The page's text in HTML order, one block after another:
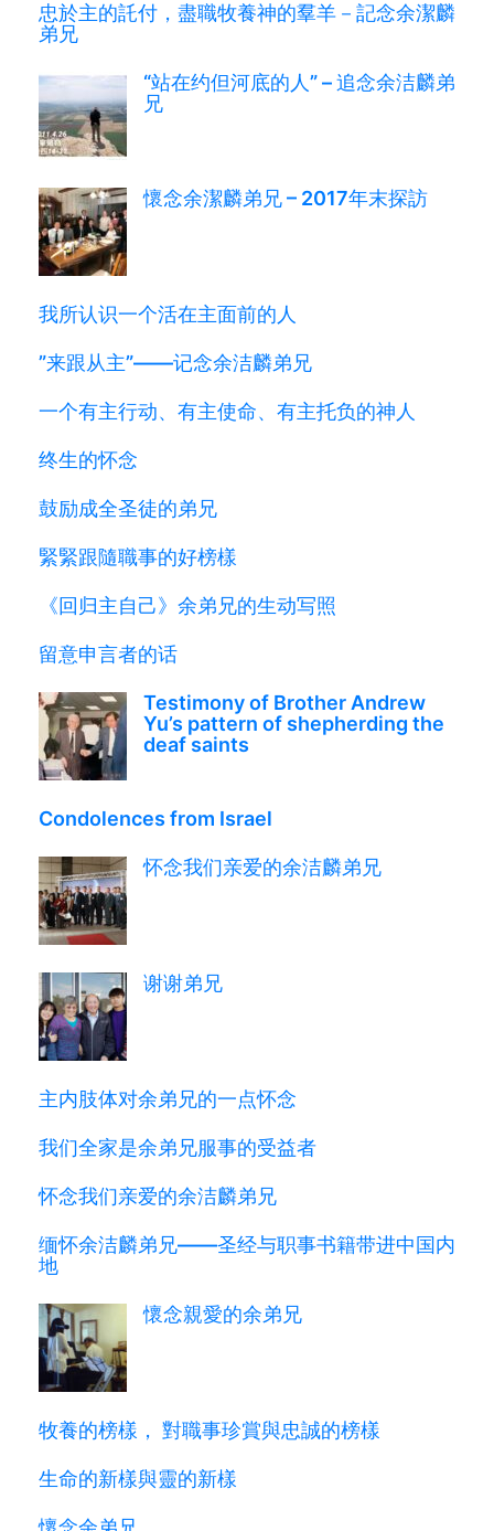
忠於主的託付，盡職牧養神的羣羊－記念余潔麟
弟兄
“站在约但河底的人” – 追念余洁麟弟
兄
懷念余潔麟弟兄 – 2017年末探訪
我所认识一个活在主面前的人
”来跟从主”——记念余洁麟弟兄
一个有主行动、有主使命、有主托负的神人
终生的怀念
鼓励成全圣徒的弟兄
緊緊跟隨職事的好榜樣
《回归主自己》余弟兄的生动写照
留意申言者的话
Testimony of Brother Andrew
Yu’s pattern of shepherding the
deaf saints
Condolences from Israel
怀念我们亲爱的余洁麟弟兄
谢谢弟兄
主内肢体对余弟兄的一点怀念
我们全家是余弟兄服事的受益者
怀念我们亲爱的余洁麟弟兄
缅怀余洁麟弟兄——圣经与职事书籍带进中国内
地
懷念親愛的余弟兄
牧養的榜樣， 對職事珍賞與忠誠的榜樣
生命的新樣與靈的新樣